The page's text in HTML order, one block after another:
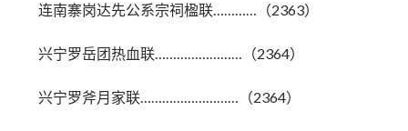
连南寨岗达先公系宗祠楹联…………（2363）
兴宁罗岳团热血联……………………（2364）
兴宁罗斧月家联………………………（2364）